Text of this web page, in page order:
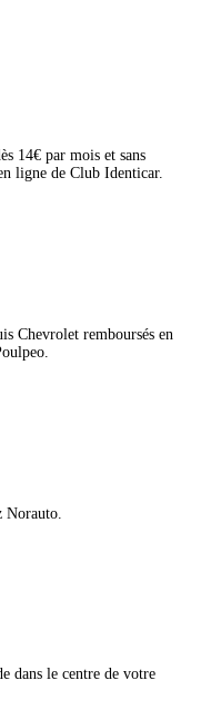
14€ par mois et sans
ligne de Club Identicar.
Chevrolet remboursés en
dans le centre de votre